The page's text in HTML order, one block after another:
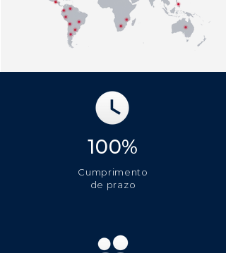
100%
Cumprimento
de prazo